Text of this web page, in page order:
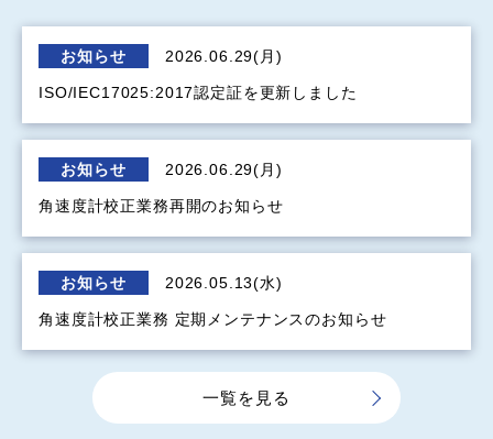
お知らせ 2026.06.29(月)
ISO/IEC17025:2017認定証を更新しました
お知らせ 2026.06.29(月)
角速度計校正業務再開のお知らせ
お知らせ 2026.05.13(水)
角速度計校正業務 定期メンテナンスのお知らせ
一覧を見る